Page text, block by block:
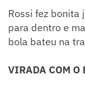
Rossi fez bonita
para dentro e
bola bateu na
VIRADA COM O